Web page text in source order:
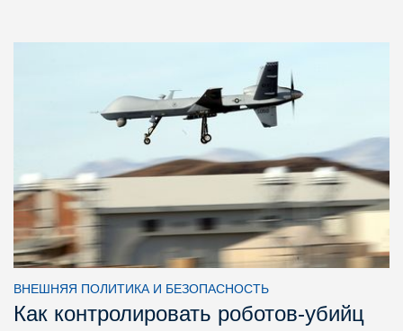
ВНЕШНЯЯ ПОЛИТИКА И БЕЗОПАСНОСТЬ
Как контролировать роботов-убийц